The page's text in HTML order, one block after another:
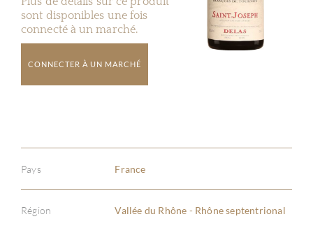
sont disponibles une fois
connecté à un marché.
CONNECTER À UN MARCHÉ
Pays France
Région Vallée du Rhône - Rhône septentrional